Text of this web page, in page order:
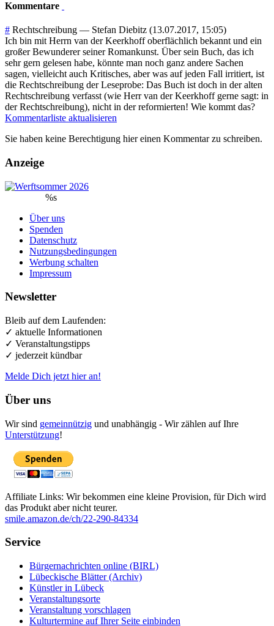
Kommentare
# Rechtschreibung — Stefan Diebitz (13.07.2017, 15:05)
Ich bin mit Herrn van der Keerkhoff oberflächlich bekannt und ein
großer Bewunderer seiner Romankunst. Über sein Buch, das ich
sehr gern gelesen habe, könnte man noch ganz andere Sachen
sagen, vielleicht auch Kritisches, aber was auf jeden Fall irritiert, ist
die Rechtschreibung der Leseprobe: Das Buch ist doch in der alten
Rechtschreibung verfasst (wie Herr van der Keerkhoff gerne sagt: in
der Rechtschreibung), nicht in der reformierten! Wie kommt das?
Kommentarliste aktualisieren
Sie haben keine Berechtigung hier einen Kommentar zu schreiben.
Anzeige
%s
Über uns
Spenden
Datenschutz
Nutzungsbedingungen
Werbung schalten
Impressum
Newsletter
Bleib auf dem Laufenden:
✓ aktuelle Informationen
✓ Veranstaltungstipps
✓ jederzeit kündbar
Melde Dich jetzt hier an!
Über uns
Wir sind gemeinnützig und unabhängig - Wir zählen auf Ihre
Unterstützung!
Affiliate Links: Wir bekommen eine kleine Provision, für Dich wird
das Produkt aber nicht teurer.
smile.amazon.de/ch/22-290-84334
Service
Bürgernachrichten online (BIRL)
Lübeckische Blätter (Archiv)
Künstler in Lübeck
Veranstaltungsorte
Veranstaltung vorschlagen
Kulturtermine auf Ihrer Seite einbinden